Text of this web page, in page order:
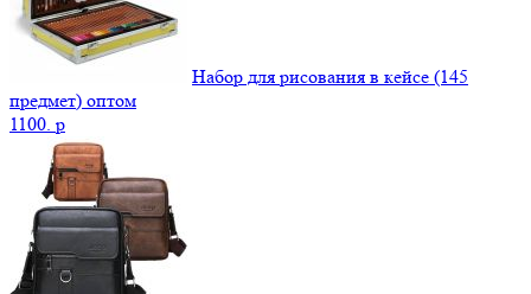
Набор для рисования в кейсе (145
предмет) оптом
1100. p